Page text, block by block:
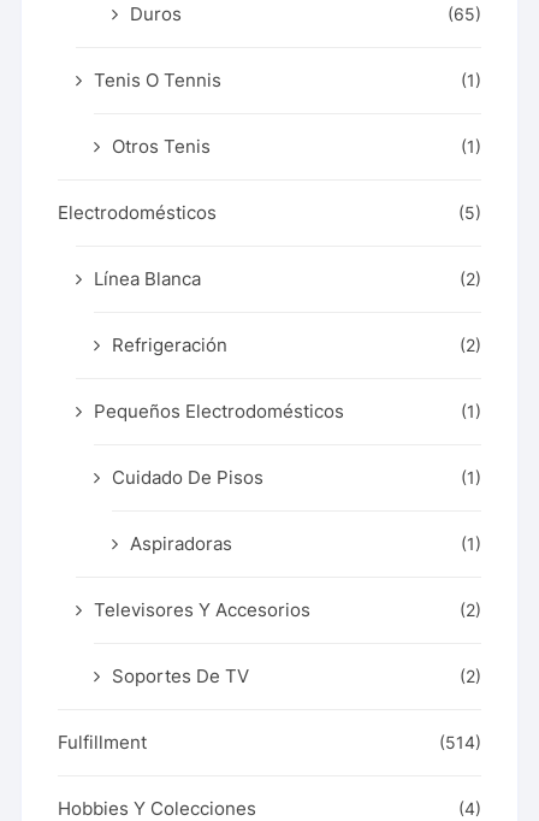
Duros (65)
Tenis O Tennis (1)
Otros Tenis (1)
Electrodomésticos (5)
Línea Blanca (2)
Refrigeración (2)
Pequeños Electrodomésticos (1)
Cuidado De Pisos (1)
Aspiradoras (1)
Televisores Y Accesorios (2)
Soportes De TV (2)
Fulfillment (514)
Hobbies Y Colecciones (4)